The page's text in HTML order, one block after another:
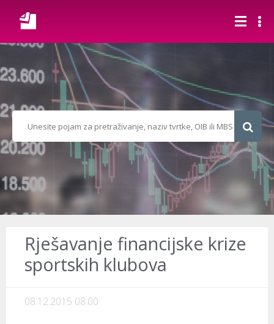
Rješavanje financijske krize
sportskih klubova
08.12.2015 08:00